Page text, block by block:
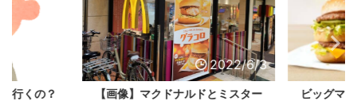
2022/6/3
行くの？
2022/6/3
【画像】マクドナルドとミスター
ビッグマ